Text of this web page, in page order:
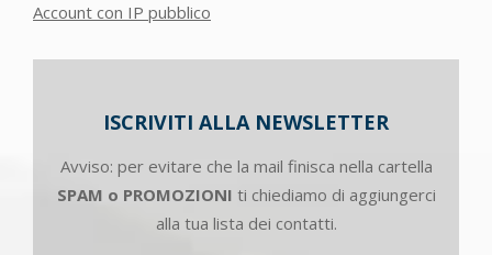
Account con IP pubblico
ISCRIVITI ALLA NEWSLETTER
Avviso: per evitare che la mail finisca nella cartella
SPAM o PROMOZIONI ti chiediamo di aggiungerci
alla tua lista dei contatti.